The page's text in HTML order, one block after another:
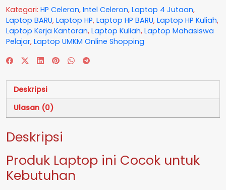
RAM
4
GB
SSD
GB
GARANSI
Tahun
Kategori: HP Celeron, Intel Celeron, Laptop 4 Jutaan,
Laptop BARU, Laptop HP, Laptop HP BARU, Laptop HP Kuliah,
Laptop Kerja Kantoran, Laptop Kuliah, Laptop Mahasiswa
Pelajar, Laptop UMKM Online Shopping
Deskripsi
Ulasan (0)
Deskripsi
Produk Laptop ini Cocok untuk
Kebutuhan